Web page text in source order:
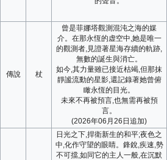
傳說 杖
曾是菲娜塔觀測混沌之海的媒
介。在那永恆的虚空中,她是唯一
的觀測者,見證著星海存續的軌跡,
無數的誕生與消亡。
如今,其力量雖已接近枯竭,但那抹
靜謐流動的星影,還記錄著她曾俯
瞰永恆的目光。
未來不再被預言,也無需再被預
言。
(2026年06月26日追加)
日光之下,捍衛新生的和平;夜色之
中,化作守望的眼睛。鋒銳,疾速,勢
不可擋,如同它的主人一般,在沉默